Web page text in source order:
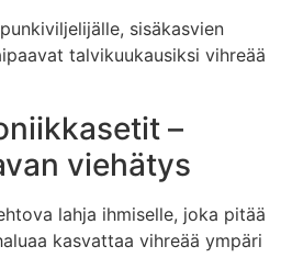
sisäkasvien
talvikuukausiksi vihreää
–
viehätys
lahja ihmiselle, joka pitää
kasvattaa vihreää ympäri